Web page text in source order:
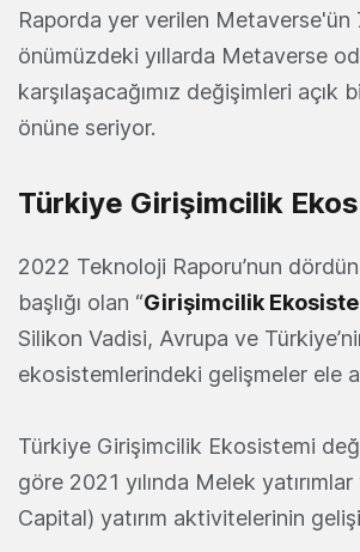
Raporda yer verilen Metaverse'ün
önümüzdeki yıllarda Metaverse
karşılaşacağımız değişimleri açık
önüne seriyor.
Türkiye Girişimcilik
2022 Teknoloji Raporu’nun
başlığı olan “Girişimcilik
Silikon Vadisi, Avrupa ve
ekosistemlerindeki gelişmeler ele
Türkiye Girişimcilik Ekosistemi
göre 2021 yılında Melek
Capital) yatırım aktivitelerinin